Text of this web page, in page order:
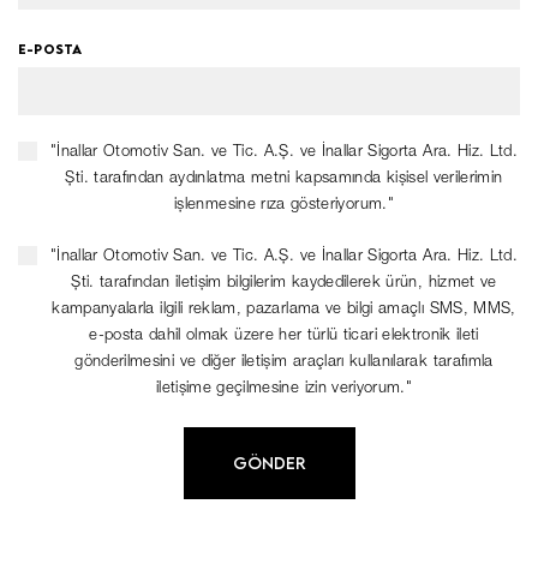
E-POSTA
"İnallar Otomotiv San. ve Tic. A.Ş. ve İnallar Sigorta Ara. Hiz. Ltd.
Şti. tarafından aydınlatma metni kapsamında kişisel verilerimin
işlenmesine rıza gösteriyorum."
"İnallar Otomotiv San. ve Tic. A.Ş. ve İnallar Sigorta Ara. Hiz. Ltd.
Şti. tarafından iletişim bilgilerim kaydedilerek ürün, hizmet ve
kampanyalarla ilgili reklam, pazarlama ve bilgi amaçlı SMS, MMS,
e-posta dahil olmak üzere her türlü ticari elektronik ileti
gönderilmesini ve diğer iletişim araçları kullanılarak tarafımla
iletişime geçilmesine izin veriyorum."
GÖNDER